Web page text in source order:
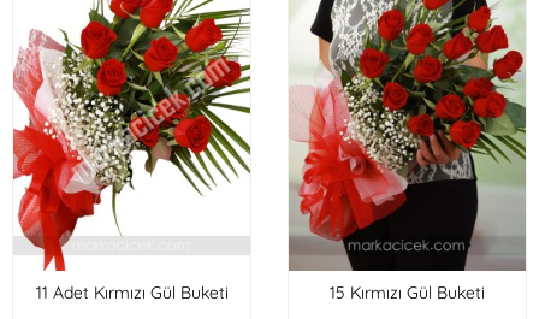
11 Adet Kırmızı Gül Buketi 15 Kırmızı Gül Buketi